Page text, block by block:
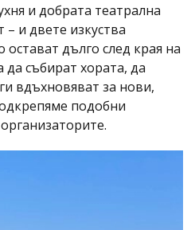
и добрата театрална
– и двете изкуства
дълго след края на
да събират хората, да
вдъхновяват за нови,
подобни